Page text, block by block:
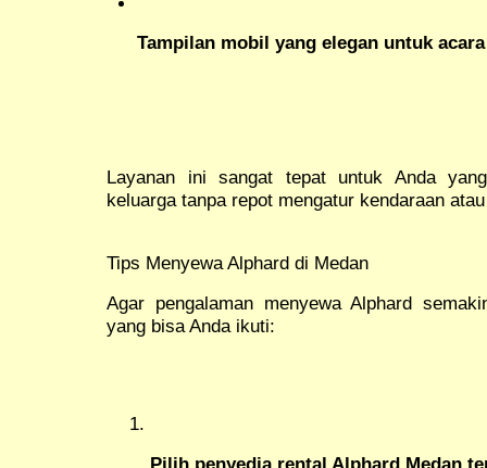
Tampilan mobil yang elegan untuk
Layanan ini sangat tepat untuk Anda
keluarga tanpa repot mengatur kendaraan
Tips Menyewa Alphard di Medan
Agar pengalaman menyewa Alphard
yang bisa Anda ikuti: